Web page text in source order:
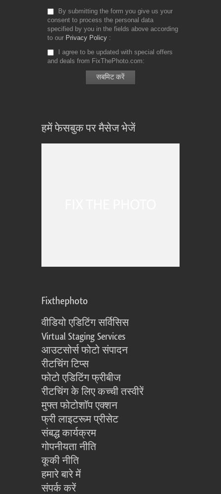
By submitting the form you give us your
consent to process the personal data
specified by you in the fields above according
to our Privacy Policy
I agree to be updated with special offers
and deals from FixThePhoto.com
हमें फेसबुक पर मैसेज भेजें
Fixthephoto
वीडियो एडिटिंग सर्विसिस
Virtual Staging Services
आउटसोर्स फोटो संपादन
रीटचिंग टिप्स
फोटो एडिटिंग फ्रीबीज
रीटचिंग के लिए कच्ची तस्वीरें
मुफ्त फोटोशॉप एक्शन
फ्री लाइटरूम प्रीसेट
संबद्ध कार्यक्रम
गोपनीयता नीति
कूकी नीति
हमारे बारे में
संपर्क करें